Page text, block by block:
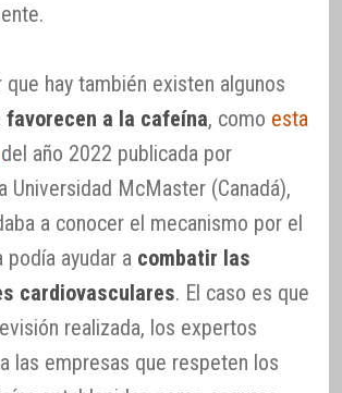
que hay también existen algunos
a la cafeína, como esta
del año 2022 publicada por
Universidad McMaster (Canadá),
a conocer el mecanismo por el
podía ayudar a combatir las
cardiovasculares. El caso es que
realizada, los expertos
las empresas que respeten los